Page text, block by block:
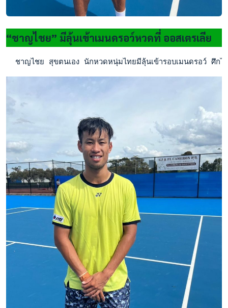
“ชาญไชย” มีลุ้นเข้าเมนดรอว์หวดที่ ออสเตรเลีย
ชาญไชย สุขตนเอง นักหวดหนุ่มไทยมีลุ้นเข้ารอบเมนดรอว์ ศึกไ